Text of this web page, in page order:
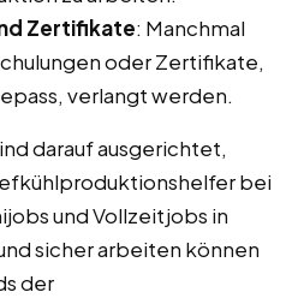
Zertifikate: Manchmal
oder Zertifikate,
verlangt werden.
darauf ausgerichtet,
bei
und Vollzeitjobs in
sicher arbeiten können
der